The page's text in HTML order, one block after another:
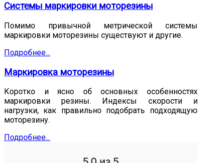
Системы маркировки моторезины
Помимо привычной метрической системы
маркировки моторезины существуют и другие.
Подробнее...
Маркировка моторезины
Коротко и ясно об основных особенностях
маркировки резины. Индексы скорости и
нагрузки, как правильно подобрать подходящую
моторезину.
Подробнее...